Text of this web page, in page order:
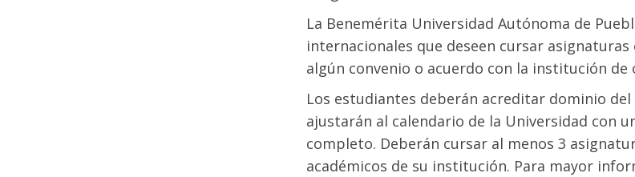
La Benemérita Universidad Autónoma de
internacionales que deseen cursar
algún convenio o acuerdo con la institución de
Los estudiantes deberán acreditar dominio
ajustarán al calendario de la Universidad con
completo. Deberán cursar al menos 3
académicos de su institución. Para mayor